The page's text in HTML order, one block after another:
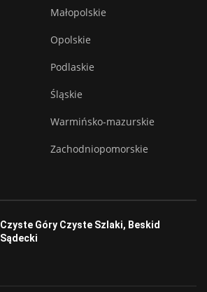
Małopolskie
Opolskie
Podlaskie
Śląskie
Warmińsko-mazurskie
Zachodniopomorskie
Czyste Góry Czyste Szlaki, Beskid
Sądecki